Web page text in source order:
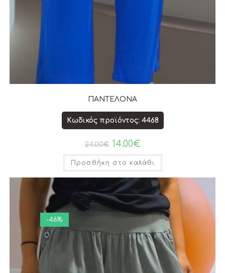
ΠΑΝΤΕΛΟΝΑ
Κωδικός προϊόντος: 4468
24.00€ 14.00€
Προσθήκη στο καλάθι
-46%